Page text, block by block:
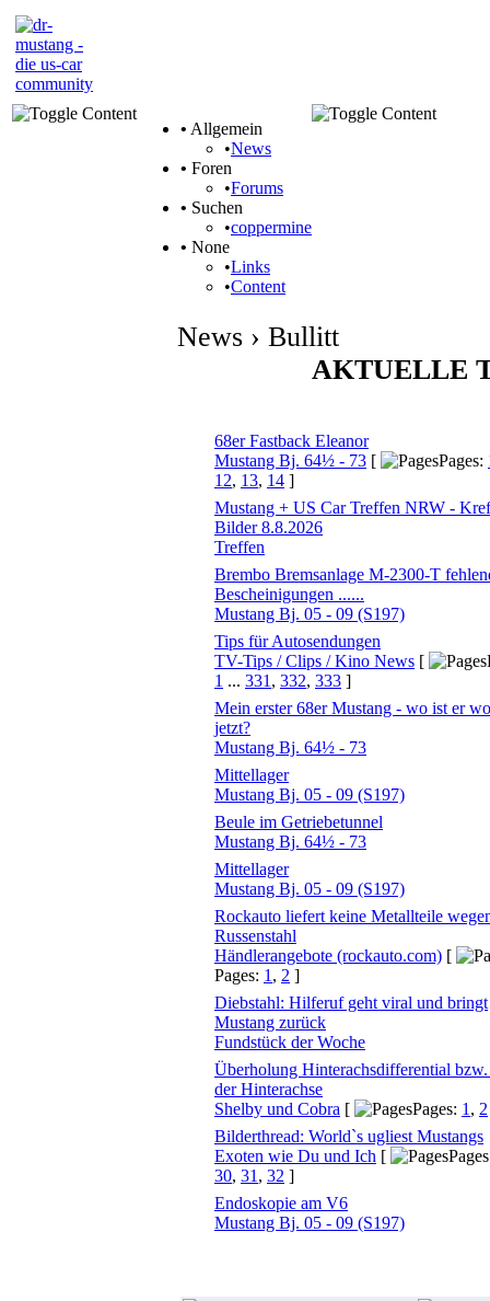
• Allgemein
•News
• Foren
•Forums
• Suchen
•coppermine
• None
•Links
•Content
News › Bullitt
AKTUELLE
68er Fastback Eleanor
Mustang Bj. 64½ - 73 [ Pages:
12, 13, 14 ]
Mustang + US Car Treffen NRW -
Bilder 8.8.2026
Treffen
Brembo Bremsanlage M-2300-T
Bescheinigungen ......
Mustang Bj. 05 - 09 (S197)
Tips für Autosendungen
TV-Tips / Clips / Kino News [
1 ... 331 , 332, 333 ]
Mein erster 68er Mustang - wo ist er
jetzt?
Mustang Bj. 64½ - 73
Mittellager
Mustang Bj. 05 - 09 (S197)
Beule im Getriebetunnel
Mustang Bj. 64½ - 73
Mittellager
Mustang Bj. 05 - 09 (S197)
Rockauto liefert keine Metallteile
Russenstahl
Händlerangebote (rockauto.com) [
Pages: 1 , 2 ]
Diebstahl: Hilferuf geht viral und bringt
Mustang zurück
Fundstück der Woche
Überholung Hinterachsdifferential
der Hinterachse
Shelby und Cobra [ Pages: 1 , 2
Bilderthread: World`s ugliest Mustangs
Exoten wie Du und Ich [
30, 31 , 32 ]
Endoskopie am V6
Mustang Bj. 05 - 09 (S197)